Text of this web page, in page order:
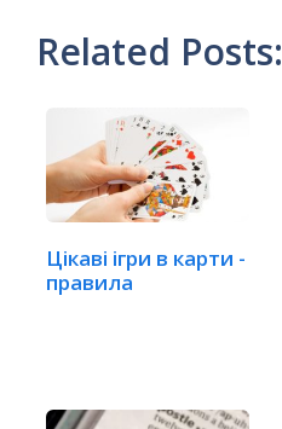
Related Posts:
Цікаві ігри в карти -
правила